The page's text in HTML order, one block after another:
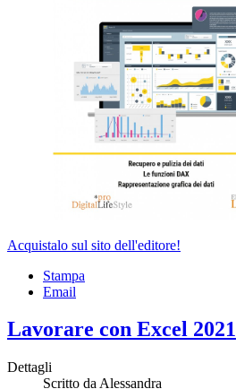
Acquistalo sul sito dell'editore!
Stampa
Email
Lavorare con Excel 2021
Dettagli
Scritto da Alessandra